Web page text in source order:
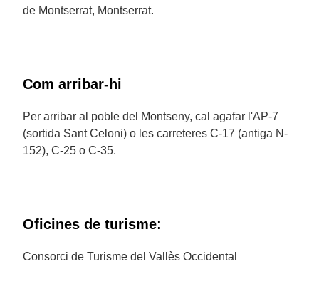
de Montserrat, Montserrat.
Com arribar-hi
Per arribar al poble del Montseny, cal agafar l'AP-7
(sortida Sant Celoni) o les carreteres C-17 (antiga N-
152), C-25 o C-35.
Oficines de turisme:
Consorci de Turisme del Vallès Occidental